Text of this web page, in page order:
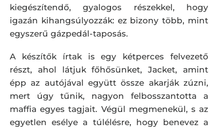
kiegészítendő, gyalogos részekkel, hogy
igazán kihangsúlyozzák: ez bizony több, mint
egyszerű gázpedál-taposás.
A készítők írtak is egy kétperces felvezető
részt, ahol látjuk főhősünket, Jacket, amint
épp az autójával együtt össze akarják zúzni,
mert úgy tűnik, nagyon felbosszantotta a
maffia egyes tagjait. Végül megmenekül, s az
egyetlen esélye a túlélésre, hogy benevez a